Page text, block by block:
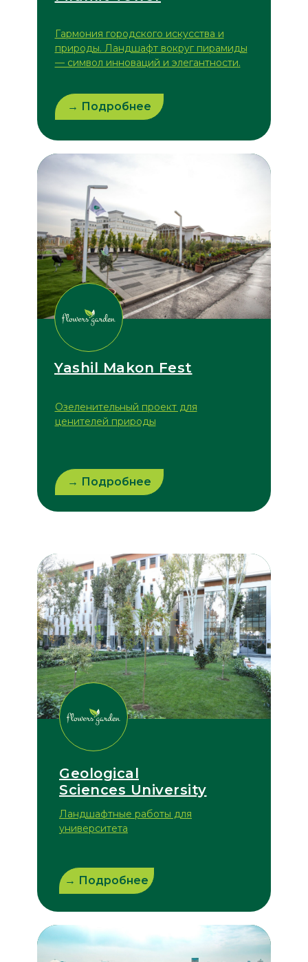
Yashil Makon Fest
Озеленительный проект для
ценителей природы
→ Подробнее
→ Подробнее
Гармония городского искусства и
природы. Ландшафт вокруг пирамиды
— символ инноваций и элегантности.
→ Подробнее
Geological
Sciences University
Ландшафтные работы для
университета